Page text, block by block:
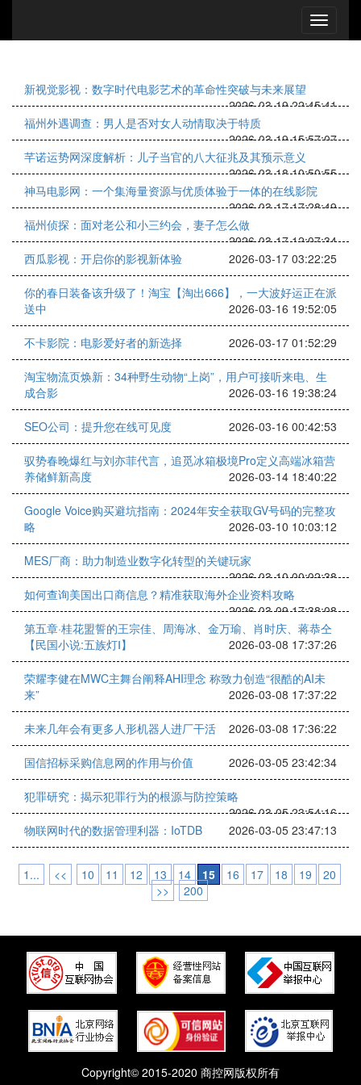
新视觉影视：数字时代电影艺术的革命性突破与未来展望
2026-03-19 22:45:41
福州外遇调查：男人是否对女人动情取决于特质
2026-03-19 15:57:07
芊诺运势网深度解析：儿子当官的八大征兆及其预示意义
2026-03-18 10:50:55
神马电影网：一个集海量资源与优质体验于一体的在线影院
2026-03-17 17:28:49
福州侦探：面对老公和小三约会，妻子怎么做
2026-03-17 12:07:34
西瓜影视：开启你的影视新体验
2026-03-17 03:22:25
你的春日装备该升级了！淘宝【淘出666】，一大波好运正在派
送中
2026-03-16 19:52:05
不卡影院：电影爱好者的新选择 2026-03-17 01:52:29
淘宝物流页焕新：34种野生动物“上岗”，用户可接听来电、生
成合影
2026-03-16 19:38:24
SEO公司：提升您在线可见度 2026-03-16 00:42:53
驭势春晚爆红与刘亦菲代言，追觅冰箱极境Pro定义高端冰箱营
养储鲜新高度
2026-03-14 18:40:22
Google Voice购买避坑指南：2024年安全获取GV号码的完整攻
略
2026-03-10 10:03:12
MES厂商：助力制造业数字化转型的关键玩家
2026-03-10 00:02:38
如何查询美国出口商信息？精准获取海外企业资料攻略
2026-03-09 17:38:08
第五章·桂花盟誓的王宗佳、周海冰、金万瑜、肖时庆、蒋恭仝
【民国小说:五族灯Ⅰ】
2026-03-08 17:37:26
荣耀李健在MWC主舞台阐释AHI理念 称致力创造“很酷的AI未
来”
2026-03-08 17:37:22
未来几年会有更多人形机器人进厂干活 2026-03-08 17:36:22
国信招标采购信息网的作用与价值 2026-03-05 23:42:34
犯罪研究：揭示犯罪行为的根源与防控策略
2026-03-05 23:54:16
物联网时代的数据管理利器：IoTDB
2026-03-05 23:47:13
1... << 10 11 12 13 14 15 16 17 18 19
20
>>
200
Copyright© 2015-2020 商控网版权所有